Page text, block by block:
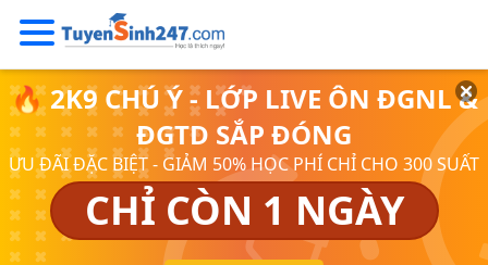
🔥 2K9 CHÚ Ý - LỚP LIVE ÔN ĐGNL &
ĐGTD SẮP ĐÓNG
ƯU ĐÃI ĐẶC BIỆT - GIẢM 50% HỌC PHÍ CHỈ CHO 300 SUẤT
CHỈ CÒN 1 NGÀY